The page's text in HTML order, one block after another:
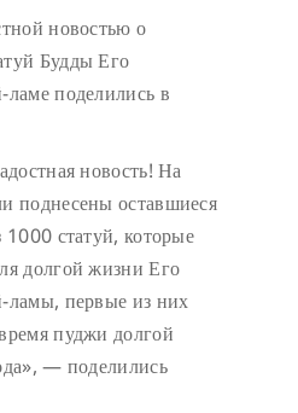
новостью о
Будды Его
поделились в
новость! На
поднесены оставшиеся
статуй, которые
долгой жизни Его
ламы, первые из них
пуджи долгой
— поделились